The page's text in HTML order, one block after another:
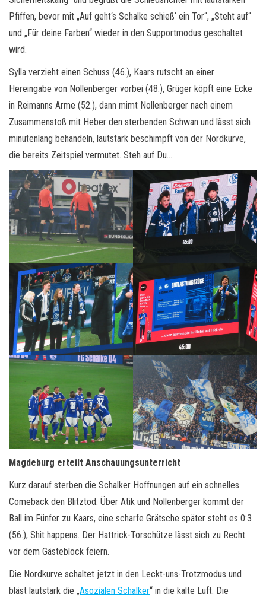
Pfiffen, bevor mit „Auf geht‘s Schalke schieß‘ ein Tor“, „Steht auf“
und „Für deine Farben“ wieder in den Supportmodus geschaltet
wird.
Sylla verzieht einen Schuss (46.), Kaars rutscht an einer
Hereingabe von Nollenberger vorbei (48.), Grüger köpft eine Ecke
in Reimanns Arme (52.), dann mimt Nollenberger nach einem
Zusammenstoß mit Heber den sterbenden Schwan und lässt sich
minutenlang behandeln, lautstark beschimpft von der Nordkurve,
die bereits Zeitspiel vermutet. Steh auf Du…
Magdeburg erteilt Anschauungsunterricht
Kurz darauf sterben die Schalker Hoffnungen auf ein schnelles
Comeback den Blitztod: Über Atik und Nollenberger kommt der
Ball im Fünfer zu Kaars, eine scharfe Grätsche später steht es 0:3
(56.), Shit happens. Der Hattrick-Torschütze lässt sich zu Recht
vor dem Gästeblock feiern.
Die Nordkurve schaltet jetzt in den Leckt-uns-Trotzmodus und
bläst lautstark die „Asozialen Schalker“ in die kalte Luft. Die